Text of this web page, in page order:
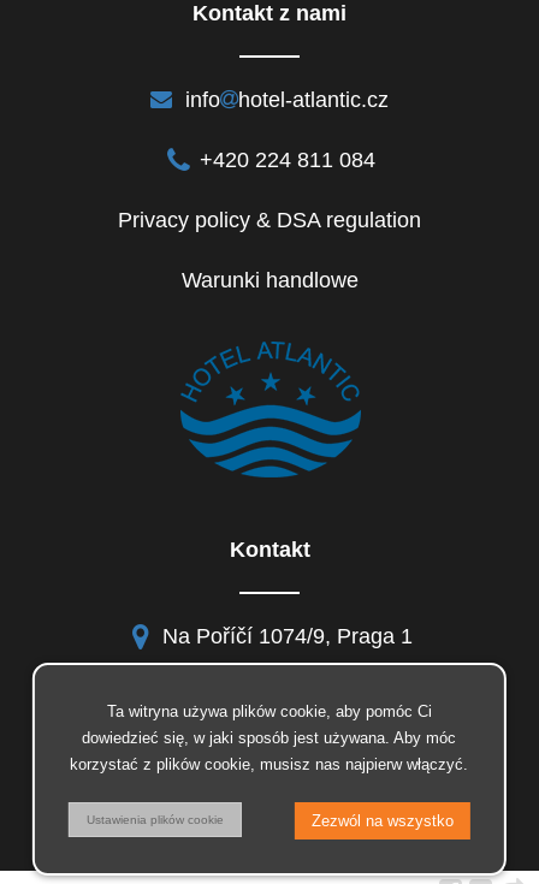
Kontakt z nami
info hotel-atlantic.cz
+420 224 811 084
Privacy policy & DSA regulation
Warunki handlowe
Kontakt
Na Poříčí 1074/9, Praga 1
facebook
instagram
Ta witryna używa plików cookie, aby pomóc Ci
dowiedzieć się, w jaki sposób jest używana. Aby móc
korzystać z plików cookie, musisz nas najpierw włączyć.